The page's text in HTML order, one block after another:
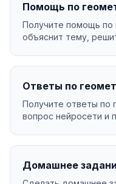
Помощь по
Получите помощь по
объяснит тему,
Ответы по
Получите ответы по
вопрос нейросети и
Домашнее